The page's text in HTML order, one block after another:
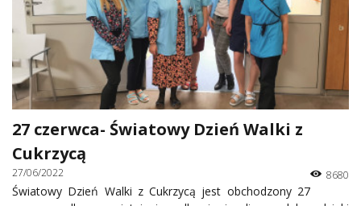
27 czerwca- Światowy Dzień Walki z
Cukrzycą
27/06/2022 8680
Światowy Dzień Walki z Cukrzycą jest obchodzony 27